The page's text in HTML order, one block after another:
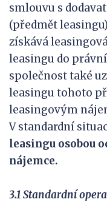
smlouvu s
(předmět
získává
leasingu do
společnost také
leasingu tohoto
leasingovým
V standardní
leasingu osobou
nájemce.
3.1 Standardní